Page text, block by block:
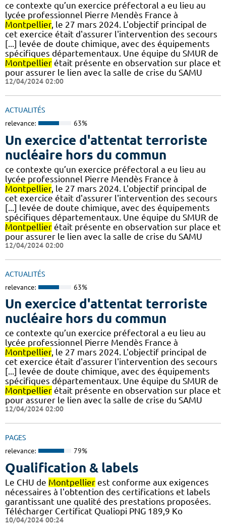
ce contexte qu’un exercice préfectoral a eu lieu au
lycée professionnel Pierre Mendès France à
Montpellier, le 27 mars 2024. L'objectif principal de
cet exercice était d'assurer l'intervention des secours
[...] levée de doute chimique, avec des équipements
spécifiques départementaux. Une équipe du SMUR de
Montpellier était présente en observation sur place et
pour assurer le lien avec la salle de crise du SAMU
12/04/2024 02:00
ACTUALITÉS
relevance: 63%
Un exercice d'attentat terroriste
nucléaire hors du commun
ce contexte qu’un exercice préfectoral a eu lieu au
lycée professionnel Pierre Mendès France à
Montpellier, le 27 mars 2024. L'objectif principal de
cet exercice était d'assurer l'intervention des secours
[...] levée de doute chimique, avec des équipements
spécifiques départementaux. Une équipe du SMUR de
Montpellier était présente en observation sur place et
pour assurer le lien avec la salle de crise du SAMU
12/04/2024 02:00
ACTUALITÉS
relevance: 63%
Un exercice d'attentat terroriste
nucléaire hors du commun
ce contexte qu’un exercice préfectoral a eu lieu au
lycée professionnel Pierre Mendès France à
Montpellier, le 27 mars 2024. L'objectif principal de
cet exercice était d'assurer l'intervention des secours
[...] levée de doute chimique, avec des équipements
spécifiques départementaux. Une équipe du SMUR de
Montpellier était présente en observation sur place et
pour assurer le lien avec la salle de crise du SAMU
12/04/2024 02:00
PAGES
relevance: 79%
Qualification & labels
Le CHU de Montpellier est conforme aux exigences
nécessaires à l'obtention des certifications et labels
garantissant une qualité des prestations proposées.
Télécharger Certificat Qualiopi PNG 189,9 Ko
10/04/2024 00:24